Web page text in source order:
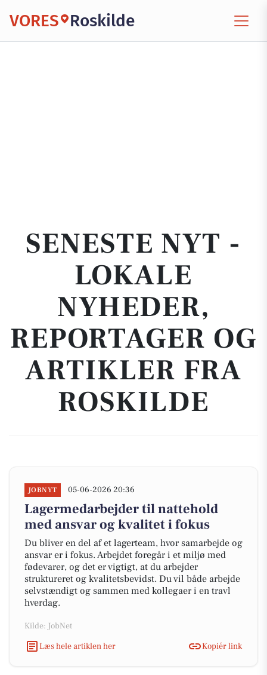
VORES Roskilde
SENESTE NYT -
LOKALE
NYHEDER,
REPORTAGER OG
ARTIKLER FRA
ROSKILDE
JOBNYT 05-06-2026 20:36
Lagermedarbejder til nattehold
med ansvar og kvalitet i fokus
Du bliver en del af et lagerteam, hvor samarbejde og
ansvar er i fokus. Arbejdet foregår i et miljø med
fødevarer, og det er vigtigt, at du arbejder
struktureret og kvalitetsbevidst. Du vil både arbejde
selvstændigt og sammen med kollegaer i en travl
hverdag.
Kilde: JobNet
Læs hele artiklen her
Kopiér link